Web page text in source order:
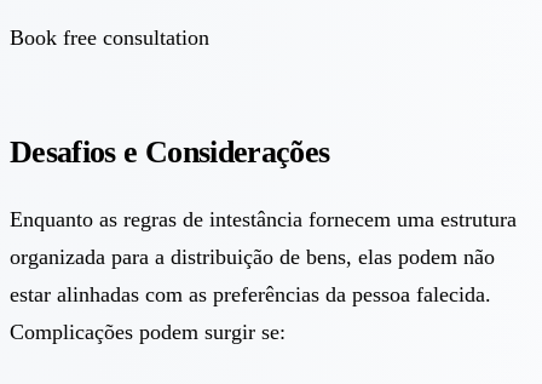
Book free consultation
Desafios e Considerações
Enquanto as regras de intestância fornecem uma estrutura
organizada para a distribuição de bens, elas podem não
estar alinhadas com as preferências da pessoa falecida.
Complicações podem surgir se: